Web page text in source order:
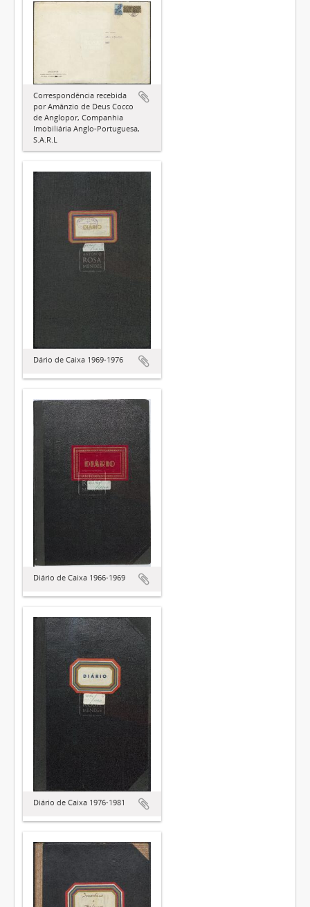
Correspondência recebida
por Amânzio de Deus Cocco
de Anglopor, Companhia
Imobiliária Anglo-Portuguesa,
S.A.R.L
Dário de Caixa 1969-1976
Diário de Caixa 1966-1969
Diário de Caixa 1976-1981